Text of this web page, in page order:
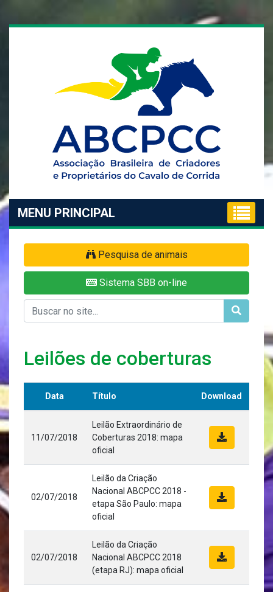
MENU PRINCIPAL
Pesquisa de animais
Sistema SBB on-line
Leilões de coberturas
Data Título Download
11/07/2018
Leilão Extraordinário de
Coberturas 2018: mapa
oficial
02/07/2018
Leilão da Criação
Nacional ABCPCC 2018 -
etapa São Paulo: mapa
oficial
02/07/2018
Leilão da Criação
Nacional ABCPCC 2018
(etapa RJ): mapa oficial